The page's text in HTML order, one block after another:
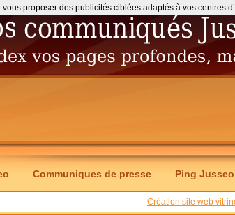
Communiques de presse Ping Jusseo
Création site web
proposer des publicités ciblées adaptés à vos centres